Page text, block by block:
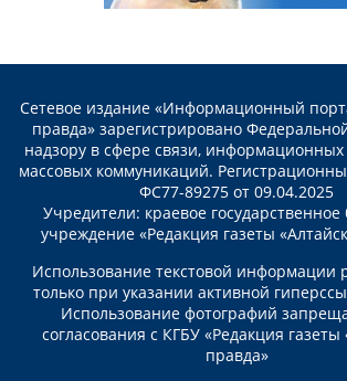
Сетевое издание «Информационный
правда» зарегистрировано
надзору в сфере связи, информационных
массовых коммуникаций.
ФС77-89275 от 09.04.2025
Учредители: краевое
учреждение «Редакция газеты
Использование текстовой информации
только при указании активной
Использование фотографий
согласования с КГБУ «Редакция газеты
правда»